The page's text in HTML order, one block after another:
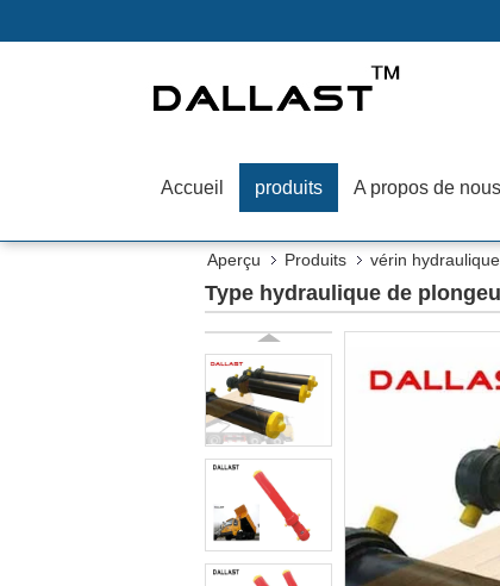
Accueil produits A propos de nous
Aperçu Produits vérin
Type hydraulique de